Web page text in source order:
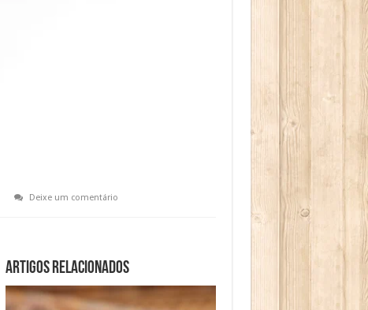
Deixe um comentário
Artigos relacionados